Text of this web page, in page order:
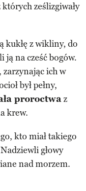
ześlizgiwały
kukłę z wikliny, do
na cześć bogów.
zarzynając ich w
był pełny,
proroctwaz
krew.
kto miał takiego
głowy
nad morzem.